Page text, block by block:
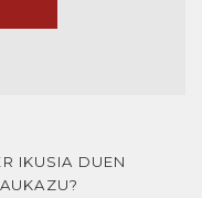
IKUSIA DUEN